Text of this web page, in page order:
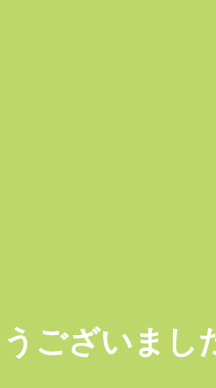
ございまし